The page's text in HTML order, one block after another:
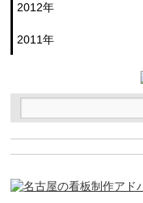
2012年
2011年